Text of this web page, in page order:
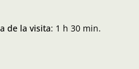
de la visita: 1 h 30 min.